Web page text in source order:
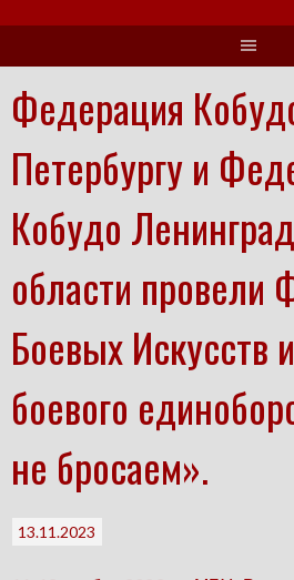
Федерация
Петербургу и
Кобудо
области провели
Боевых Искусств
боевого
не бросаем».
13.11.2023